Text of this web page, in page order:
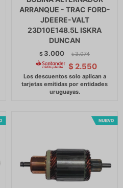
ARRANQUE - TRAC FORD-
JDEERE-VALT
23D10E148.5L ISKRA
DUNCAN
$ 3.000 $ 3.074
$ 2.550